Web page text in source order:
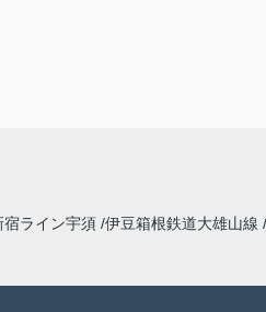
宿ライン宇須 伊豆箱根鉄道大雄山線